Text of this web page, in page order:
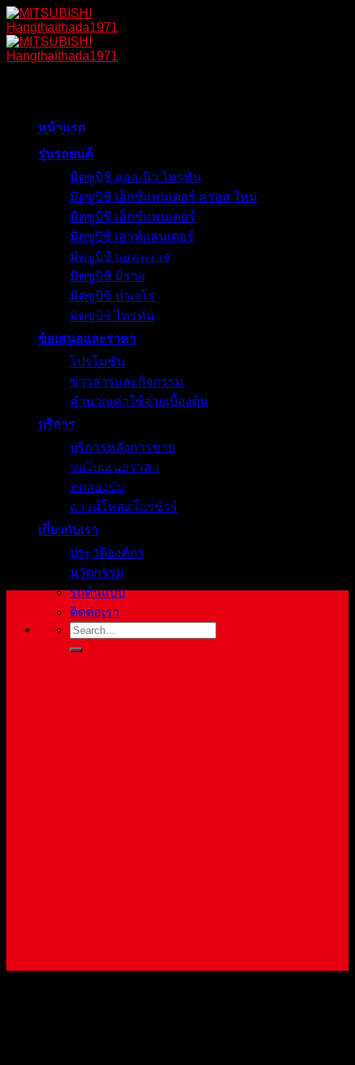
Skip
to
content
หน้าแรก
รุ่นรถยนต์
มิตซูบิชิ ออล-นิว ไทรทัน
มิตซูบิชิ เอ็กซ์แพนเดอร์ ครอส ใหม่
มิตซูบิชิ เอ็กซ์แพนเดอร์
มิตซูบิชิ เอาท์แลนเดอร์
มิตซูบิชิ แอททราจ
มิตซูบิชิ มิราจ
มิตซูบิชิ ปาเจโร
มิตซูบิชิ ไทรทัน
ข้อเสนอและราคา
โปรโมชั่น
ข่าวสารและกิจกรรม
คำนวณค่าใช้จ่ายเบื้องต้น
บริการ
บริการหลังการขาย
ขอใบเสนอราคา
ทดลองขับ
ดาวน์โหลดโบรชัวร์
เกี่ยวกับเรา
ประวัติองค์กร
นวัตกรรม
รถต้นแบบ
ติดต่อเรา
Search
for:
คุณสมบัติ
ขุมพลังใหม่ แรงเต็มสมรรถนะ มั่นใจทุกการขับเคลื่อน
ขุมพลังใหม่ แรงเต็มสมรรถนะ มั่นใจทุกการขับ
เต็มพลัง พร้อมตอบสนองทันใจกับขุมพลังใหม่ HYPER
POWER เครื่องยนต์ดีเซลคอมมอนเรล 2.4ลิตร เทอร์โบ
แปรผัน เจนเนอเรชันล่าสุด พัฒนาใหม่หมด
SUPER SELECT 4WD II
เทคโนโลยีขับเคลื่อน 4 ล้อ เอกลักษณ์เฉพาะที่เหนือกว่า
มั่นใจในการขับขี่ทุกสภาพถนน สามารถปรับเปลี่ยนเป็น
ระบบขับเคลื่อน 4 ล้อ แบบ Full-Time All Wheel Control
(4H) ได้อย่างง่ายดายเมื่อต้องการทำความเร็วบนถนนที่
เปียกลื่น เพิ่มประสิทธิภาพการยึดเกาะถนนที่ดีขึ้น
ปลอดภัยยิ่งขึ้น